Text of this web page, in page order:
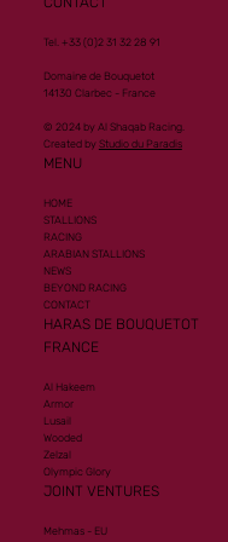
Tel. +33 (0)2 31 32 28 91
Domaine de Bouquetot
14130 Clarbec - France
© 2024 by Al Shaqab Racing.
Created by Studio du Paradis
MENU
HOME
STALLIONS
RACING
ARABIAN STALLIONS
NEWS
BEYOND RACING
CONTACT
HARAS DE BOUQUETOT
FRANCE
Al Hakeem
Armor
Lusail
Wooded
Zelzal
Olympic Glory
JOINT VENTURES
Mehmas - EU